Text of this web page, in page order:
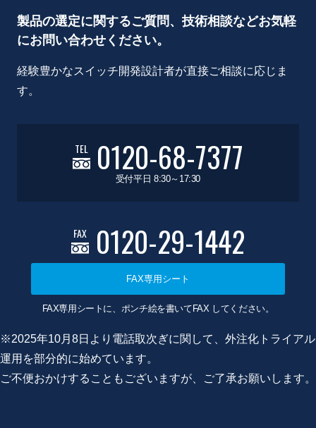
製品の選定に関するご質問、技術相談などお気軽
にお問い合わせください。
経験豊かなスイッチ開発設計者が直接ご相談に応じま
す。
TEL 0120-68-7377
受付平日 8:30～17:30
FAX 0120-29-1442
FAX専用シート
FAX専用シートに、ポンチ絵を書いてFAX してください。
※2025年10月8日より電話取次ぎに関して、外注化トライアル
運用を部分的に始めています。
ご不便おかけすることもございますが、ご了承お願いします。